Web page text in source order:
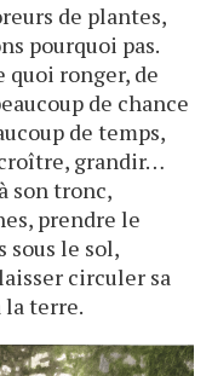
de plantes,
pourquoi pas.
quoi ronger, de
de chance
de temps,
croître, grandir…
son tronc,
prendre le
sous le sol,
circuler sa
la terre.